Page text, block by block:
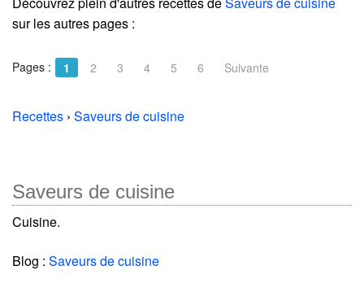
sur les autres pages :
Pages : 1 2 3 4 5 6 Suivante
Recettes › Saveurs de cuisine
Saveurs de cuisine
Cuisine.
Blog : Saveurs de cuisine